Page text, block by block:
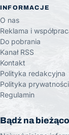
INFORMACJE
O nas
Reklama i
Do pobrania
Kanał RSS
Kontakt
Polityka redakcyjna
Polityka prywatności
Regulamin
Bądź na bieżąco